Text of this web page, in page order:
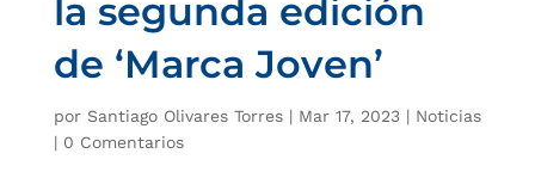
la segunda edición
de ‘Marca Joven’
por Santiago Olivares Torres| Mar 17, 2023| Noticias
| 0 Comentarios